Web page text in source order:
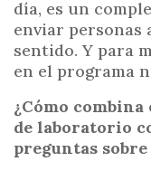
día, es un
enviar personas
sentido. Y para
en el programa
¿Cómo
de laboratorio
preguntas